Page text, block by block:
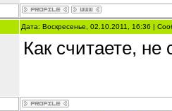
Дата: Воскресенье, 02.10.2011, 16:36 |
Как считаете,